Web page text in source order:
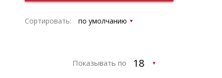
Сортировать:
Показывать по